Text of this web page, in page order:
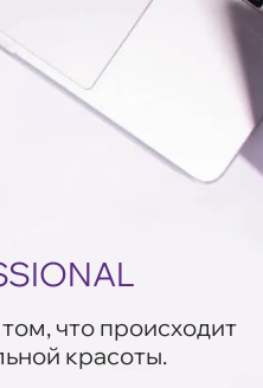
что происходит
красоты.